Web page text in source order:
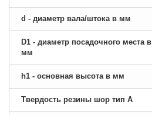
d - диаметр вала/штока в мм
D1 - диаметр посадочного места в
мм
h1 - основная высота в мм
Твердость резины шор тип A